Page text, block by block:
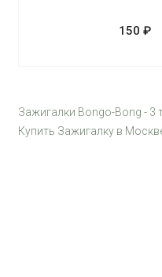
150 ₽
Зажигалки Bongo-Bong - 3
Купить Зажигалку в